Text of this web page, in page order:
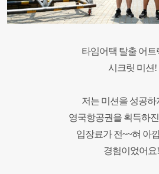
타임어택 탈출 어트
시크릿 미션!
저는 미션을 성공하
영국항공권을 획득하
입장료가 전~~혀 아
경험이었어요!